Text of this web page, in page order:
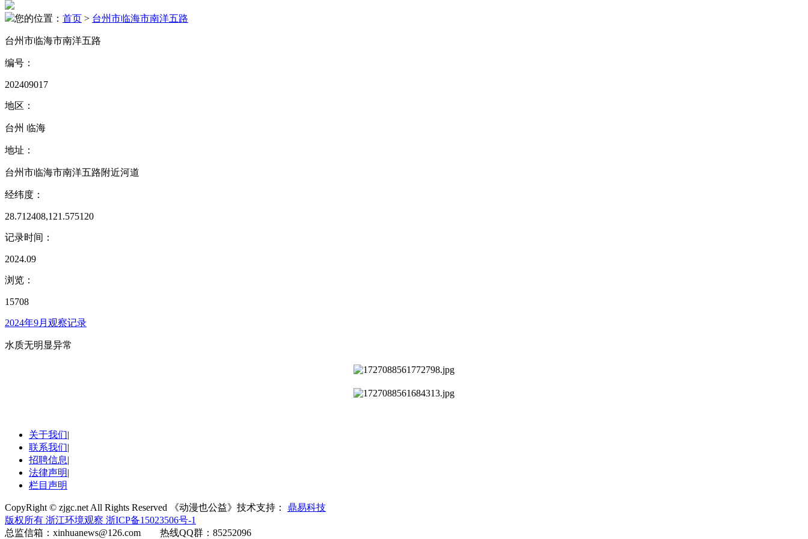
您的位置： 首页 > 台州市临海市南洋五路
台州市临海市南洋五路
编号：
202409017
地区：
台州 临海
地址：
台州市临海市南洋五路附近河道
经纬度：
28.712408,121.575120
记录时间：
2024.09
浏览：
15708
2024年9月观察记录
水质无明显异常
关于我们|
联系我们|
招聘信息|
法律声明|
栏目声明
CopyRight © zjgc.net All Rights Reserved 《动漫也公益》技术支持： 鼎易科技
版权所有 浙江环境观察 浙ICP备15023506号-1
总监信箱：xinhuanews@126.com 热线QQ群：85252096